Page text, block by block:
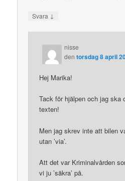
Svara ↓
nisse
dentorsdag 8 april
Hej Marika!
Tack för hjälpen och jag ska
texten!
Men jag skrev inte att bilen
utan ’via’.
Att det var Kriminalvården
vi ju ’säkra’ på.